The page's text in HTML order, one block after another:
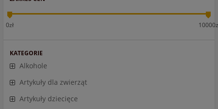
0zł
KATEGORIE
Alkohole
Artykuły dla zwierząt
Artykuły dziecięce